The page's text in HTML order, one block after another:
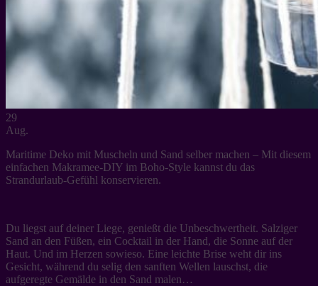
29
Aug.
Maritime Deko mit Muscheln und Sand selber machen – Mit diesem
einfachen Makramee-DIY im Boho-Style kannst du das
Strandurlaub-Gefühl konservieren.
Du liegst auf deiner Liege, genießt die Unbeschwertheit. Salziger
Sand an den Füßen, ein Cocktail in der Hand, die Sonne auf der
Haut. Und im Herzen sowieso. Eine leichte Brise weht dir ins
Gesicht, während du selig den sanften Wellen lauschst, die
aufgeregte Gemälde in den Sand malen…